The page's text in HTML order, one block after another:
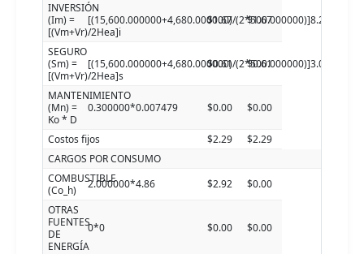
INVERSIÓN
(Im) =
[(Vm+Vr)/2Hea]i
[(15,600.000000+4,680.000000)/(2*500.000000)]8.240000
$1.67 $1.67
SEGURO
(Sm) =
[(Vm+Vr)/2Hea]s
[(15,600.000000+4,680.000000)/(2*500.000000)]3.000000
$0.61 $0.61
MANTENIMIENTO
(Mn) =
Ko * D
0.300000*0.007479 $0.00 $0.00
Costos fijos $2.29
$2.29
CARGOS POR CONSUMO
COMBUSTIBLE
(Co_h)
2.000000*4.86 $2.92
$0.00
OTRAS
FUENTES
DE
ENERGÍA
0*0 $0.00 $0.00